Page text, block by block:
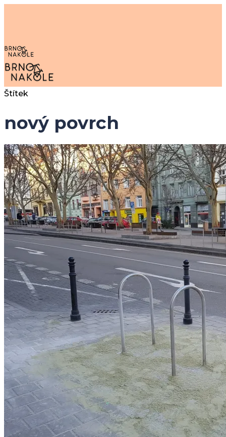
content
search
Menu
Štítek
nový povrch